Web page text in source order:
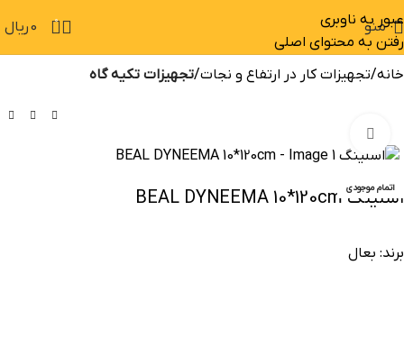
عبور به ناوبری
رفتن به محتوای اصلی
منو 0
0ریال
خانه تجهیزات کار در ارتفاع و نجات تجهیزات تکیه گاه
اتمام موجودی
اسلینگ BEAL DYNEEMA 10*120cm
برند: بعال